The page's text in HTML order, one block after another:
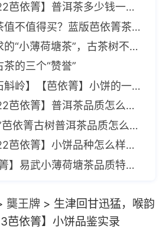
龑王牌蓝版【2022芭依箐】普洱茶多少钱一饼？
易武芭依箐普洱茶值不值得买？蓝版芭依箐茶多少钱？
芭依箐：一泡难求的“小薄荷塘茶”，古茶树不足百棵（众筹20公斤）
的三个“赞誉”
关于众筹蓝版【石斛岭】【芭依箐】小饼的一些说明
龑王牌蓝版【2022芭依箐】普洱茶品质怎么样？
易武“小薄荷塘茶”芭依箐古树普洱茶品质怎么样？
龑王家蓝版【2022芭依箐】小饼品种怎么样，多少钱一饼？
蓝版【2023芭依箐】易武小薄荷塘茶品质特点怎么样？
龑王牌> 生津回甘迅猛，喉韵
芭依箐】小饼品鉴实录